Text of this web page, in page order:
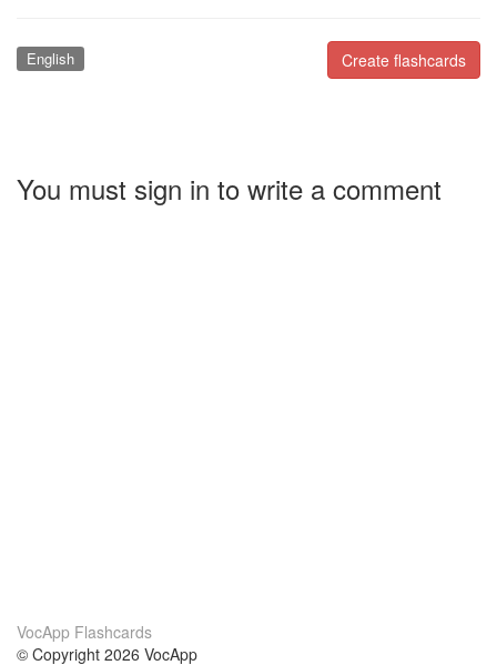
Create flashcards
English
You must sign in to write a comment
VocApp Flashcards
© Copyright 2026 VocApp